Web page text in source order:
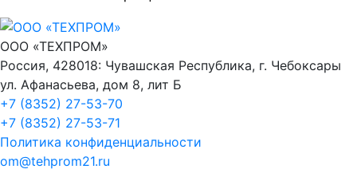
ООО «ТЕХПРОМ»
Россия, 428018: Чувашская Республика, г. Чебоксары
ул. Афанасьева, дом 8, лит Б
+7 (8352) 27-53-70
+7 (8352) 27-53-71
Политика конфиденциальности
om@tehprom21.ru